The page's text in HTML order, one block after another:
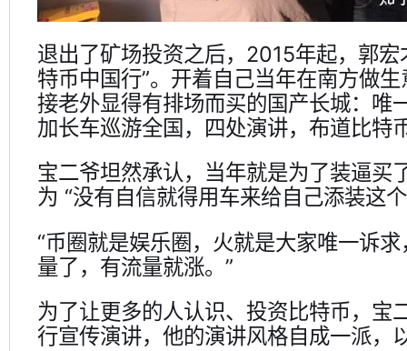
退出了矿场投资之后，2015年起，郭宏
特币中国行”。开着自己当年在南方做
接老外显得有排场而买的国产长城：唯
加长车巡游全国，四处演讲，布道比特
宝二爷坦然承认，当年就是为了装逼买
为 “没有自信就得用车来给自己添装这
“币圈就是娱乐圈，火就是大家唯一诉
量了，有流量就涨。”
为了让更多的人认识、投资比特币，宝
行宣传演讲，他的演讲风格自成一派，